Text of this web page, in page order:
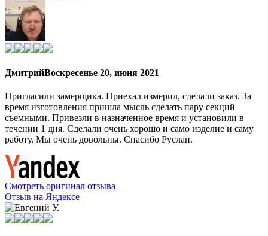
ДмитрийВоскресенье 20, июня 2021
Пригласили замерщика. Приехал измерил, сделали заказ. За
время изготовления пришла мысль сделать пару секций
съемными. Привезли в назначенное время и установили в
течении 1 дня. Сделали очень хорошо и само изделие и саму
работу. Мы очень довольны. Спасибо Руслан.
Смотреть оригинал отзыва
Отзыв на Яндексе